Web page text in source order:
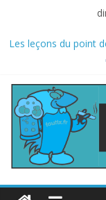
Les leçons du point
Le football italien
La FIFA veut
privés, la planète
Les curiosités de la
L’Inde et la Chine,